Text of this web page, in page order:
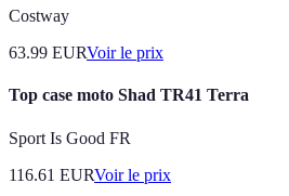
Costway
63.99 EURVoir le prix
Top case moto Shad TR41 Terra
Sport Is Good FR
116.61 EURVoir le prix